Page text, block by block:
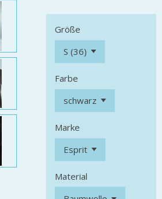
Größe
Farbe
Marke
Material